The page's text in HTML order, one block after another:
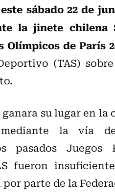
sábado 22 de
la jinete chilena
de París
(TAS)
ganara su lugar en
la vía
pasados Juegos
fueron
parte de la